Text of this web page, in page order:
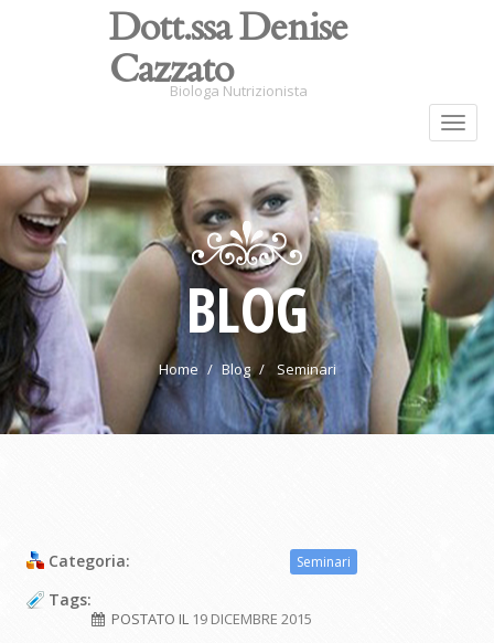
Dott.ssa Denise
CazzatoBiologa Nutrizionista
BLOG
Home Blog Seminari
Categoria: Seminari
Tags:
POSTATO IL 19 DICEMBRE 2015